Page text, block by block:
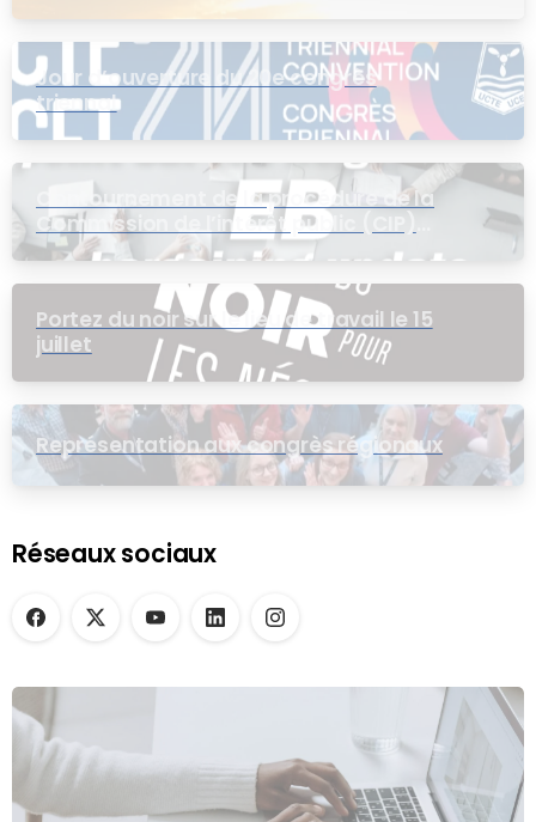
Jour d’ouverture du 20e congrès
triennal
Contournement de la procédure de la
Commission de l’intérêt public (CIP)
pour le groupe EB
Portez du noir sur le lieu de travail le 15
juillet
Représentation aux congrès régionaux
Réseaux sociaux